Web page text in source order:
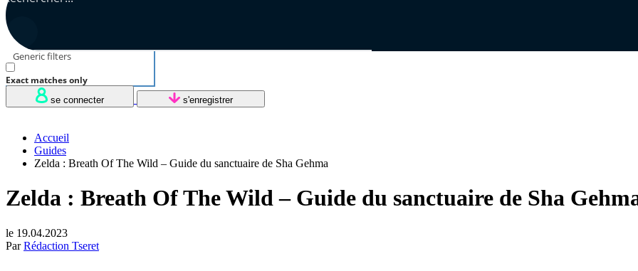
Generic filters
Exact matches only
se connecter s'enregistrer
Accueil
Guides
Zelda : Breath Of The Wild – Guide du sanctuaire de Sha Gehma
Zelda : Breath Of The Wild – Guide du sanctuaire de Sha
le 19.04.2023
ParRédaction Tseret